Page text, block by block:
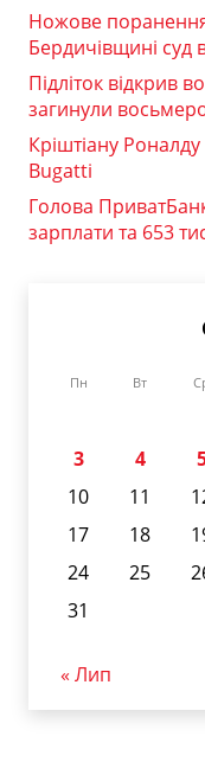
Ножове поранення
Бердичівщині суд
Підліток відкрив
загинули
Кріштіану
Bugatti
Голова
зарплати та 653
Пн Вт
3
4
10
11
17
18
24
25
31
« Лип